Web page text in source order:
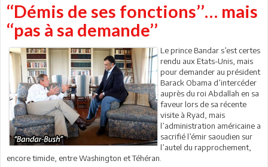
‘‘Démis de ses fonctions’’… mais
‘‘pas à sa demande’’
Le prince Bandar s’est certes
rendu aux Etats-Unis, mais
pour demander au président
Barack Obama d’intercéder
auprès du roi Abdallah en sa
faveur lors de sa récente
visite à Ryad, mais
l’administration américaine a
sacrifié l’émir saoudien sur
l’autel du rapprochement,
encore timide, entre Washington et Téhéran.